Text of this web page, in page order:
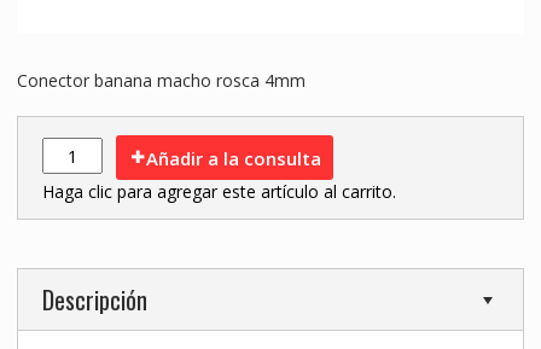
Conector banana macho rosca 4mm
Añadir a la consulta
Haga clic para agregar este artículo al carrito.
Descripción